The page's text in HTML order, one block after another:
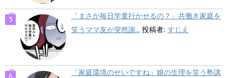
「まさか毎日学童行かせるの？」共働き家庭を
笑うママ友が突然謝... 投稿者: すじえ
「家庭環境のせいですね」娘の生理を笑う塾講